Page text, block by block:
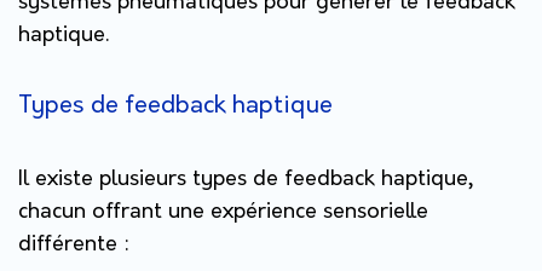
haptique.
Types de feedback haptique
Il existe plusieurs types de feedback haptique,
chacun offrant une expérience sensorielle
différente :